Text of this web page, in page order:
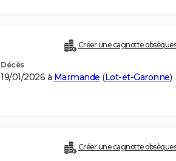
Créer une cagnotte obsèques
Décès
19/01/2026 à Marmande (Lot-et-Garonne)
Créer une cagnotte obsèques